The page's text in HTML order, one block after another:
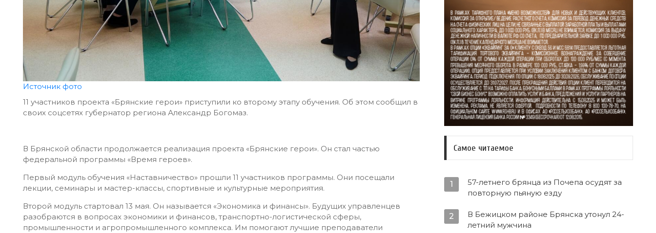
Источник фото
11 участников проекта «Брянские герои» приступили ко второму этапу обучения. Об этом сообщил в
своих соцсетях губернатор региона Александр Богомаз.
В Брянской области продолжается реализация проекта «Брянские герои». Он стал частью
федеральной программы «Время героев».
Первый модуль обучения «Наставничество» прошли 11 участников программы. Они посещали
лекции, семинары и мастер-классы, спортивные и культурные мероприятия.
Второй модуль стартовал 13 мая. Он называется «Экономика и финансы». Будущих управленцев
разобраются в вопросах экономики и финансов, транспортно-логистической сферы,
промышленности и агропромышленного комплекса. Им помогают лучшие преподаватели
Самое читаемое
1
57-летнего брянца из Почепа осудят за
повторную пьяную езду
2
В Бежицком районе Брянска утонул 24-
летний мужчина